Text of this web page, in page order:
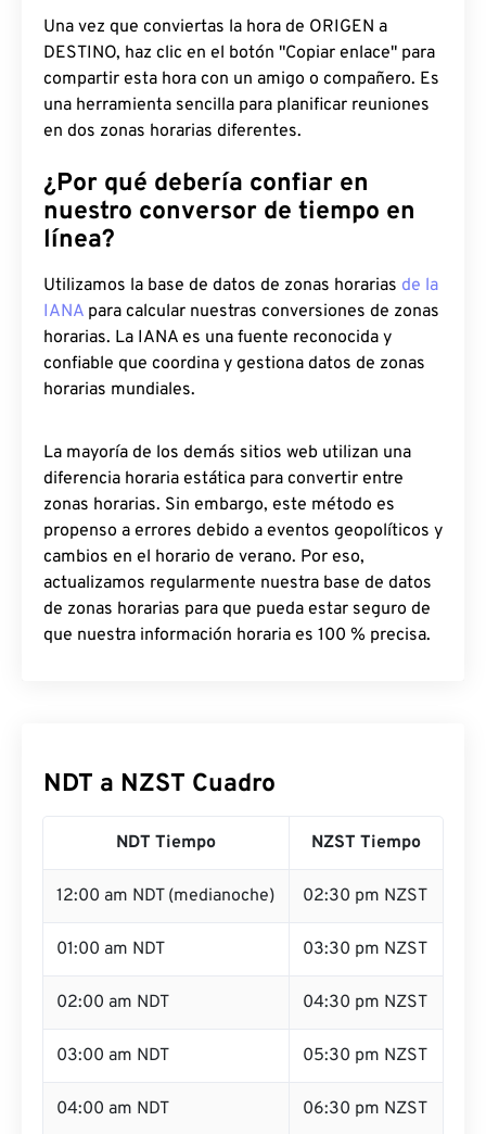
Una vez que conviertas la hora de ORIGEN a
DESTINO, haz clic en el botón "Copiar enlace" para
compartir esta hora con un amigo o compañero. Es
una herramienta sencilla para planificar reuniones
en dos zonas horarias diferentes.
¿Por qué debería confiar en
nuestro conversor de tiempo en
línea?
Utilizamos la base de datos de zonas horarias de la
IANA para calcular nuestras conversiones de zonas
horarias. La IANA es una fuente reconocida y
confiable que coordina y gestiona datos de zonas
horarias mundiales.
La mayoría de los demás sitios web utilizan una
diferencia horaria estática para convertir entre
zonas horarias. Sin embargo, este método es
propenso a errores debido a eventos geopolíticos y
cambios en el horario de verano. Por eso,
actualizamos regularmente nuestra base de datos
de zonas horarias para que pueda estar seguro de
que nuestra información horaria es 100 % precisa.
NDT a NZST Cuadro
NDT Tiempo NZST Tiempo
12:00 am NDT (medianoche) 02:30 pm NZST
01:00 am NDT 03:30 pm NZST
02:00 am NDT 04:30 pm NZST
03:00 am NDT 05:30 pm NZST
04:00 am NDT 06:30 pm NZST